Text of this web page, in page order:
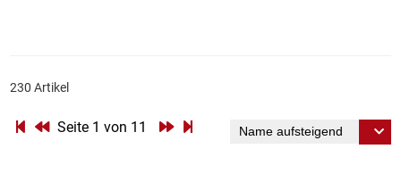
230 Artikel
Seite 1 von 11